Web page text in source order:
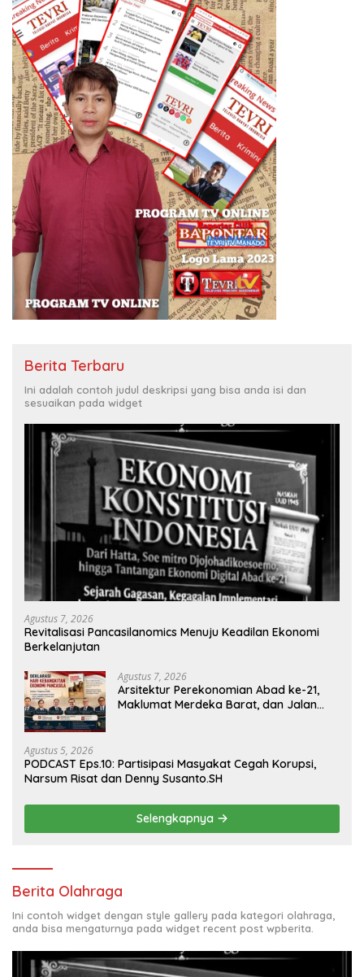
Berita Terbaru
Ini adalah contoh judul deskripsi yang bisa anda isi dan
sesuaikan pada widget
Agustus 7, 2026
Revitalisasi Pancasilanomics Menuju Keadilan Ekonomi
Berkelanjutan
Agustus 7, 2026
Arsitektur Perekonomian Abad ke-21,
Maklumat Merdeka Barat, dan Jalan
Agustus 5, 2026
PODCAST Eps.10: Partisipasi Masyakat Cegah Korupsi,
Narsum Risat dan Denny Susanto.SH
Selengkapnya
Berita Olahraga
Ini contoh widget dengan style gallery pada kategori olahraga,
anda bisa mengaturnya pada widget recent post wpberita.